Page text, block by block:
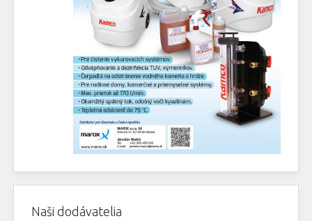
Naši dodávatelia